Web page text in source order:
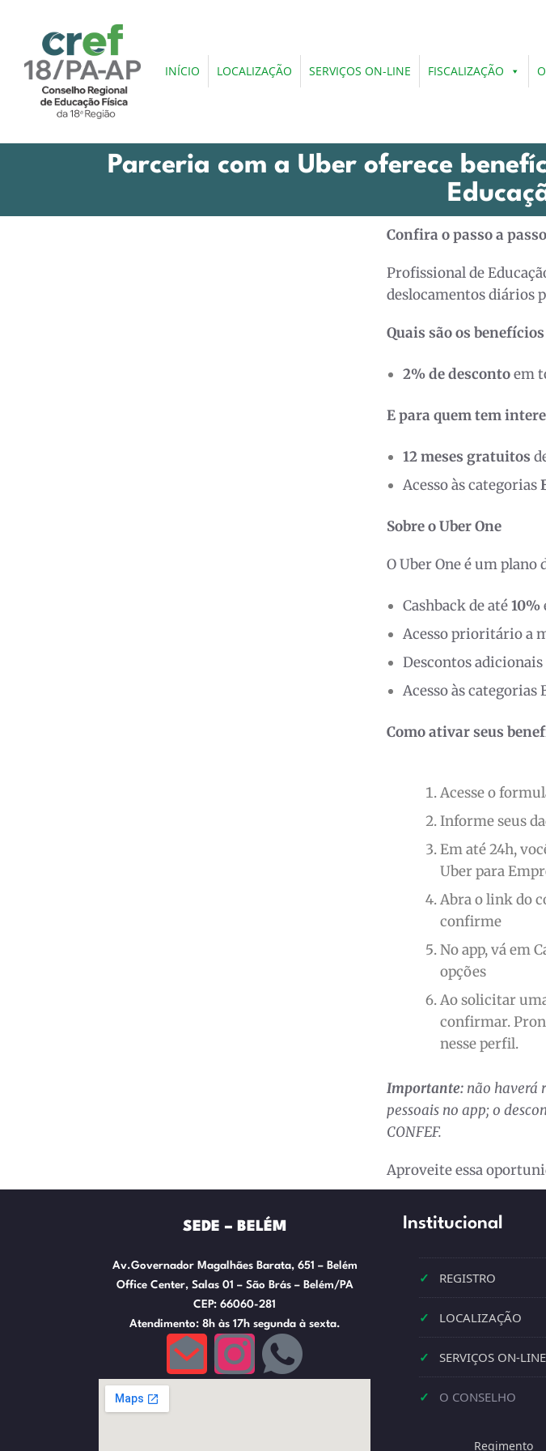
INÍCIO LOCALIZAÇÃO SERVIÇOS ON-LINE FISCALIZAÇÃO
Parceria com a Uber oferece
Confira o passo a
Profissional de
deslocamentos diários
Quais são os
2% de descontoem
E para quem tem
12 meses gratuitos
Acesso às categorias
Sobre o Uber One
O Uber One é um plano
Cashback de até10%
Acesso prioritário a
Descontos
Acesso às categorias
Como ativar seus
Acesse o
Informe seus
Em até 24h,
Uber para
Abra o link do
confirme
No app, vá em
opções
Ao solicitar
confirmar.
nesse perfil.
Importante: não haverá
pessoais no app; o
CONFEF.
Aproveite essa
SEDE – BELÉM
Av.Governador Magalhães Barata, 651 – Belém
Office Center, Salas 01 – São Brás – Belém/PA
CEP: 66060-281
Atendimento: 8h às 17h segunda à sexta.
Institucional
✓ REGISTRO
✓ LOCALIZAÇÃO
✓ SERVIÇOS ON-LINE
✓ O CONSELHO
Regimento